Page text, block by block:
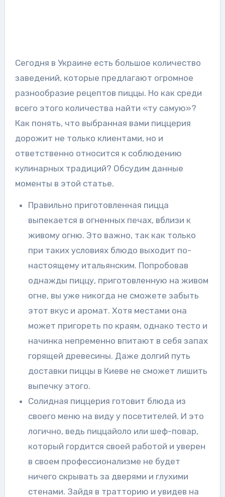
Сегодня в Украине есть большое количество
заведений, которые предлагают огромное
разнообразие рецептов пиццы. Но как среди
всего этого количества найти «ту самую»?
Как понять, что выбранная вами пиццерия
дорожит не только клиентами, но и
ответственно относится к соблюдению
кулинарных традиций? Обсудим данные
моменты в этой статье.
Правильно приготовленная пицца
выпекается в огненных печах, вблизи к
живому огню. Это важно, так как только
при таких условиях блюдо выходит по-
настоящему итальянским. Попробовав
однажды пиццу, приготовленную на живом
огне, вы уже никогда не сможете забыть
этот вкус и аромат. Хотя местами она
может пригореть по краям, однако тесто и
начинка непременно впитают в себя запах
горящей древесины. Даже долгий путь
доставки пиццы в Киеве не сможет лишить
выпечку этого.
Солидная пиццерия готовит блюда из
своего меню на виду у посетителей. И это
логично, ведь пиццайоло или шеф-повар,
который гордится своей работой и уверен
в своем профессионализме не будет
ничего скрывать за дверями и глухими
стенами. Зайдя в тратторию и увидев на